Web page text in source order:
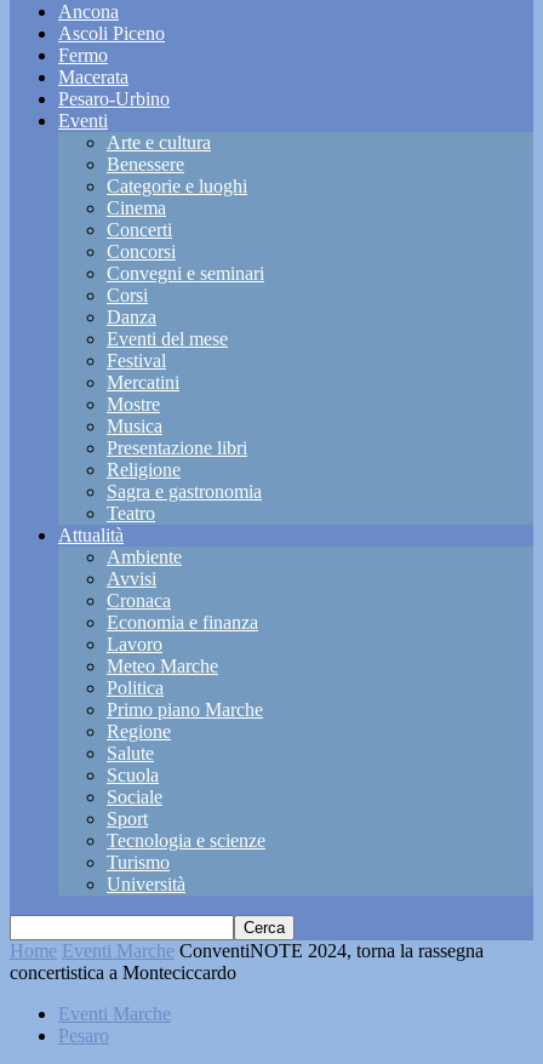
Ancona
Ascoli Piceno
Fermo
Macerata
Pesaro-Urbino
Eventi
Arte e cultura
Benessere
Categorie e luoghi
Cinema
Concerti
Concorsi
Convegni e seminari
Corsi
Danza
Eventi del mese
Festival
Mercatini
Mostre
Musica
Presentazione libri
Religione
Sagra e gastronomia
Teatro
Attualità
Ambiente
Avvisi
Cronaca
Economia e finanza
Lavoro
Meteo Marche
Politica
Primo piano Marche
Regione
Salute
Scuola
Sociale
Sport
Tecnologia e scienze
Turismo
Università
Home Eventi Marche ConventiNOTE 2024, torna la rassegna
concertistica a Monteciccardo
Eventi Marche
Pesaro